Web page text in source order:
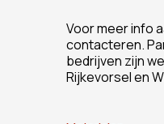
Voor meer info
contacteren.
bedrijven zijn
Rijkevorsel en